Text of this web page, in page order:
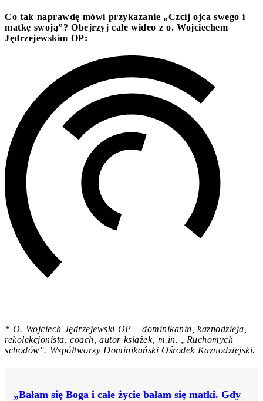
Co tak naprawdę mówi przykazanie „Czcij ojca swego i
matkę swoją”? Obejrzyj całe wideo z o. Wojciechem
Jędrzejewskim OP:
* O. Wojciech Jędrzejewski OP – dominikanin, kaznodzieja,
rekolekcjonista, coach, autor książek, m.in. „Ruchomych
schodów". Współtworzy Dominikański Ośrodek Kaznodziejski.
„Bałam się Boga i całe życie bałam się matki. Gdy